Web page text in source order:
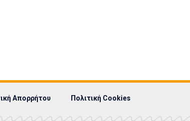
Απορρήτου Πολιτική Cookies